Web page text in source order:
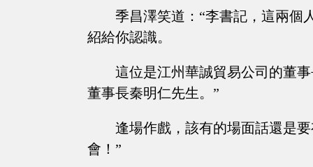
季昌澤笑道：“李書記，這兩個
紹給你認識。
這位是江州華誠貿易公司的董
董事長秦明仁先生。”
逢場作戲，該有的場面話還是
會！”